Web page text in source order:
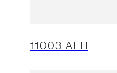
11003 AFH